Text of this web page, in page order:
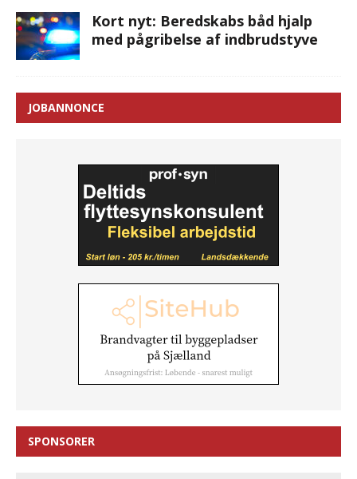
Kort nyt: Beredskabs båd hjalp
med pågribelse af indbrudstyve
JOBANNONCE
SPONSORER